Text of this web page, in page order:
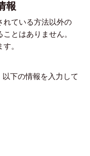
報
れている方法以外の
とはありません。
。
下の情報を入力して